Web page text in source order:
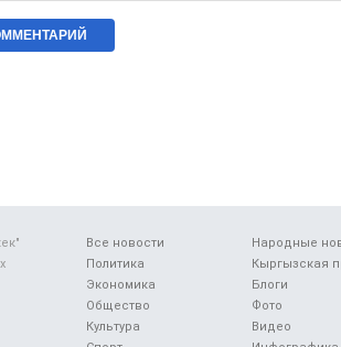
Все новости
Политика
Экономика
Общество
Культура
Народные
Кыргызская
Блоги
Фото
Видео